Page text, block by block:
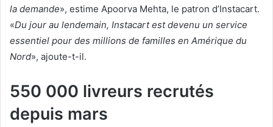
la demande», estime Apoorva Mehta, le patron d’Instacart.
«Du jour au lendemain, Instacart est devenu un service
essentiel pour des millions de familles en Amérique du
Nord», ajoute-t-il.
550 000 livreurs recrutés
depuis mars